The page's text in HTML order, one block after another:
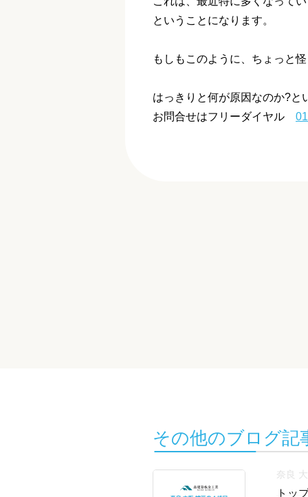
ということになります。
もしもこのように、ちょっと
はっきりと何が原因なのか?と
お問合せはフリーダイヤル
その他のブログ記
奈良
トッ